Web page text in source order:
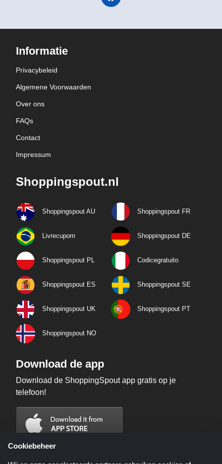
Informatie
Privacybeleid
Algemene Voorwaarden
Over ons
FAQs
Contact
Impressum
Shoppingspout.nl
Shoppingspout AU Shoppingspout FR
Livrecupom Shoppingspout DE
Shoppingspout PL Codicegratuito
Shoppingspout ES Shoppingspout SE
Shoppingspout UK Shoppingspout PT
Shoppingspout NO
Download de app
Download de ShoppingSpout app gratis op je
telefoon!
Cookiebeheer